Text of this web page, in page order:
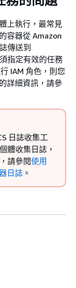
上執行，最常見
容器從 Amazon
傳送到
指定有效的任務
IAM 角色，則您
詳細資訊，請參
日誌收集工
體收集日誌，
請參閱使用
日誌 。